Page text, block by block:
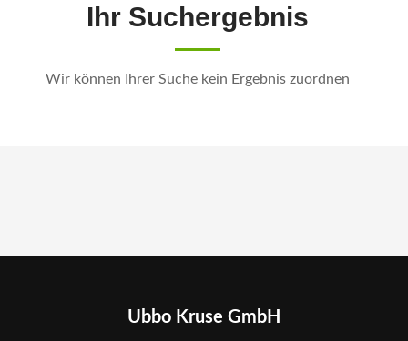
Ihr Suchergebnis
Wir können Ihrer Suche kein Ergebnis zuordnen
Ubbo Kruse GmbH